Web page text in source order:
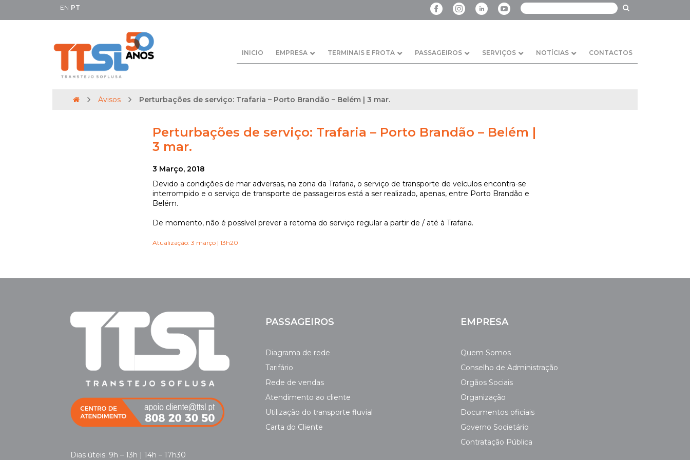
EN PT
INICIO EMPRESA TERMINAIS E FROTA PASSAGEIROS SERVIÇOS NOTÍCIAS CONTACTOS
Avisos Perturbações de serviço: Trafaria – Porto Brandão – Belém | 3 mar.
Perturbações de serviço: Trafaria – Porto Brandão – Belém |
3 mar.
3 Março, 2018
Devido a condições de mar adversas, na zona da Trafaria, o serviço de transporte de veículos encontra-se
interrompido e o serviço de transporte de passageiros está a ser realizado, apenas, entre Porto Brandão e
Belém.
De momento, não é possível prever a retoma do serviço regular a partir de / até à Trafaria.
Atualização: 3 março | 13h20
Dias úteis: 9h – 13h | 14h – 17h30
PASSAGEIROS
Diagrama de rede
Tarifário
Rede de vendas
Atendimento ao cliente
Utilização do transporte fluvial
Carta do Cliente
EMPRESA
Quem Somos
Conselho de Administração
Orgãos Sociais
Organização
Documentos oficiais
Governo Societário
Contratação Pública